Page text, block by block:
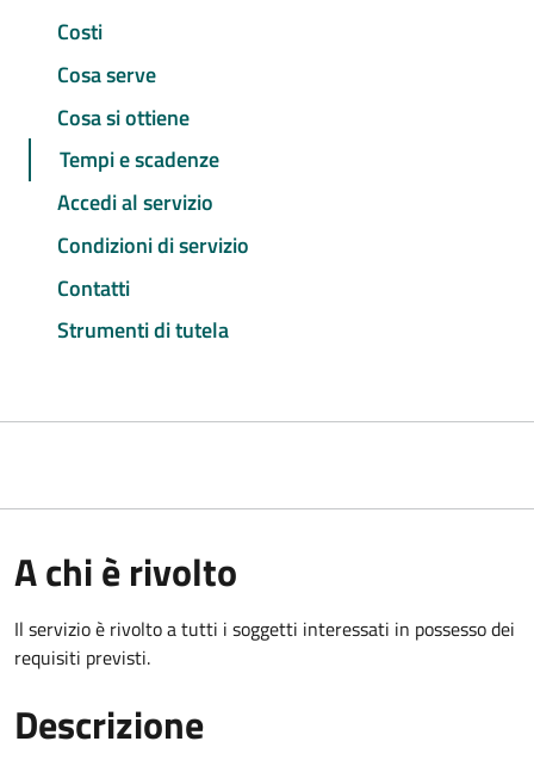
Costi
Cosa serve
Cosa si ottiene
Tempi e scadenze
Accedi al servizio
Condizioni di servizio
Contatti
Strumenti di tutela
A chi è rivolto
Il servizio è rivolto a tutti i soggetti interessati in possesso dei
requisiti previsti.
Descrizione